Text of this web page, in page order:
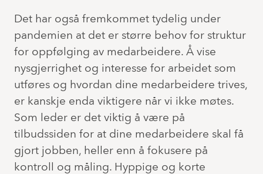
Det har også fremkommet tydelig under
pandemien at det er større behov for struktur
for oppfølging av medarbeidere. Å vise
nysgjerrighet og interesse for arbeidet som
utføres og hvordan dine medarbeidere trives,
er kanskje enda viktigere når vi ikke møtes.
Som leder er det viktig å være på
tilbudssiden for at dine medarbeidere skal få
gjort jobben, heller enn å fokusere på
kontroll og måling. Hyppige og korte